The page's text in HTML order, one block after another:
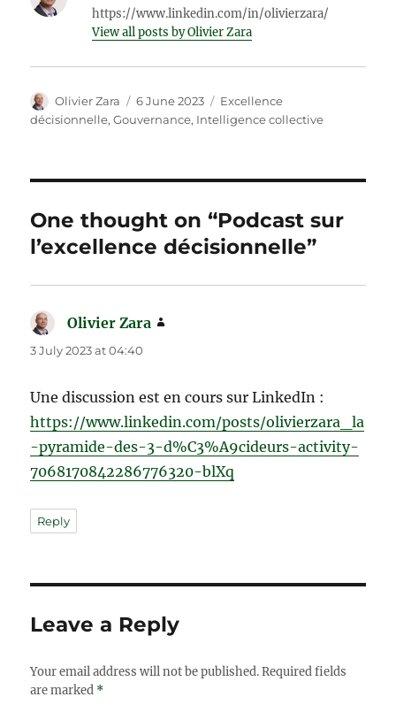
https://www.linkedin.com/in/olivierzara/
View all posts by Olivier Zara
Author
Olivier Zara
Posted
on
6 June 2023 Categories
Excellence
décisionnelle,Gouvernance, Intelligence collective
One thought on “Podcast sur
l’excellence décisionnelle”
Olivier Zara
3 July 2023 at 04:40
Une discussion est en cours sur LinkedIn :
https://www.linkedin.com/posts/olivierzara_la
-pyramide-des-3-d%C3%A9cideurs-activity-
7068170842286776320-blXq
Reply
Leave a Reply
Your email address will not be published. Required fields
are marked *